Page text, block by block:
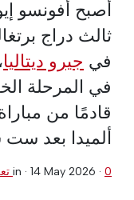
أصبح أفونسو
ثالث دراج
في جيرو ديتاليا
قادمًا من
ألميدا بعد
in · 14 May 2026 · 0 تعليقات